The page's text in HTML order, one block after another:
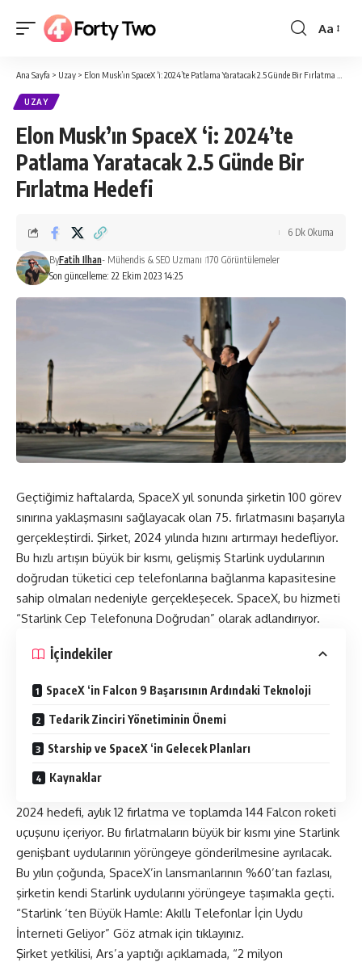
Yazı
Aa
Ana Sayfa > Uzay > Elon Musk’ın SpaceX ‘i: 2024’te Patlama Yaratacak 2.5 Günde Bir Fırlatma Hedefi
UZAY
Elon Musk’ın SpaceX ‘i: 2024’te
Patlama Yaratacak 2.5 Günde Bir
Fırlatma Hedefi
Son güncelleme: 22 Ekim 2023 14:25
ByFatih Ilhan- Mühendis & SEO Uzmanı 170 Görüntülemeler
6 Dk Okuma
Geçtiğimiz haftalarda, SpaceX yıl sonunda şirketin 100 görev
sınırına yaklaşmasını sağlayacak olan 75. fırlatmasını başarıyla
gerçekleştirdi. Şirket, 2024 yılında hızını artırmayı hedefliyor.
Bu hızlı artışın büyük bir kısmı, gelişmiş Starlink uydularının
doğrudan tüketici cep telefonlarına bağlanma kapasitesine
sahip olmaları nedeniyle gerçekleşecek. SpaceX, bu hizmeti
“Starlink Cep Telefonuna Doğrudan” olarak adlandırıyor.
İçindekiler
SpaceX ‘in Falcon 9 Başarısının Ardındaki Teknoloji
Tedarik Zinciri Yönetiminin Önemi
Starship ve SpaceX ‘in Gelecek Planları
Kaynaklar
2024 hedefi, aylık 12 fırlatma ve toplamda 144 Falcon roketi
uçuşunu içeriyor. Bu fırlatmaların büyük bir kısmı yine Starlink
genişbant uydularının yörüngeye gönderilmesine ayrılacak.
Bu yılın çoğunda, SpaceX’in lansmanlarının %60’tan fazlası,
şirketin kendi Starlink uydularını yörüngeye taşımakla geçti.
“Starlink ‘ten Büyük Hamle: Akıllı Telefonlar İçin Uydu
İnterneti Geliyor” Göz atmak için tıklayınız.
Şirket yetkilisi, Ars’a yaptığı açıklamada, “2 milyon